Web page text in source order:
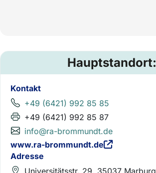
Hauptstandort:
Kontakt
+49 (6421) 992 85 85
+49 (6421) 992 85 87
info@ra-brommundt.de
www.ra-brommundt.de
Adresse
Universitätsstr. 29, 35037 Marburg